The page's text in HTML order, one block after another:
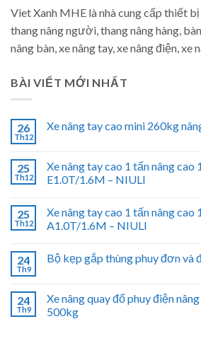
Viet Xanh MHE là nhà cung cấp thiết
thang nâng người, thang nâng hàng,
nâng bàn, xe nâng tay, xe nâng điện, xe
BÀI VIẾT MỚI NHẤT
26
Th12
Xe nâng tay cao mini 260kg
25
Th12
Xe nâng tay cao 1 tấn nâng cao
E1.0T/1.6M – NIULI
25
Th12
Xe nâng tay cao 1 tấn nâng cao
A1.0T/1.6M – NIULI
24
Th9
Bộ kẹp gắp thùng phuy đơn và
24
Th9
Xe nâng quay đổ phuy điện
500kg